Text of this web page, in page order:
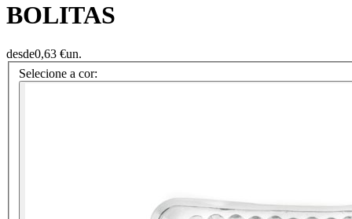
BOLITAS
desde0,63 €un.
Selecione a cor: